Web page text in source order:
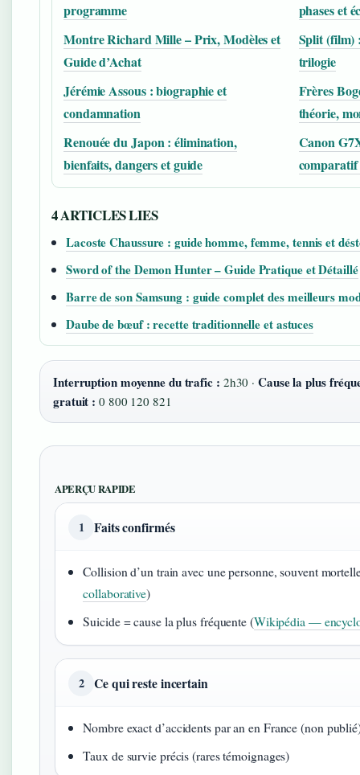
programme
phases et
Montre Richard Mille – Prix, Modèles et
Guide d’Achat
Split (film)
trilogie
Jérémie Assous : biographie et
condamnation
Frères
théorie,
Renouée du Japon : élimination,
bienfaits, dangers et guide
Canon
comparatif
4 ARTICLES LIES
Lacoste Chaussure : guide homme, femme, tennis et
Sword of the Demon Hunter – Guide Pratique et Détaillé
Barre de son Samsung : guide complet des meilleurs
Daube de bœuf : recette traditionnelle et astuces
Interruption moyenne du trafic : 2h30 ·Cause la plus
gratuit : 0 800 120 821
APERÇU RAPIDE
1 Faits confirmés
Collision d’un train avec une personne, souvent
collaborative)
Suicide = cause la plus fréquente (Wikipédia —
2 Ce qui reste incertain
Nombre exact d’accidents par an en France (non
Taux de survie précis (rares témoignages)